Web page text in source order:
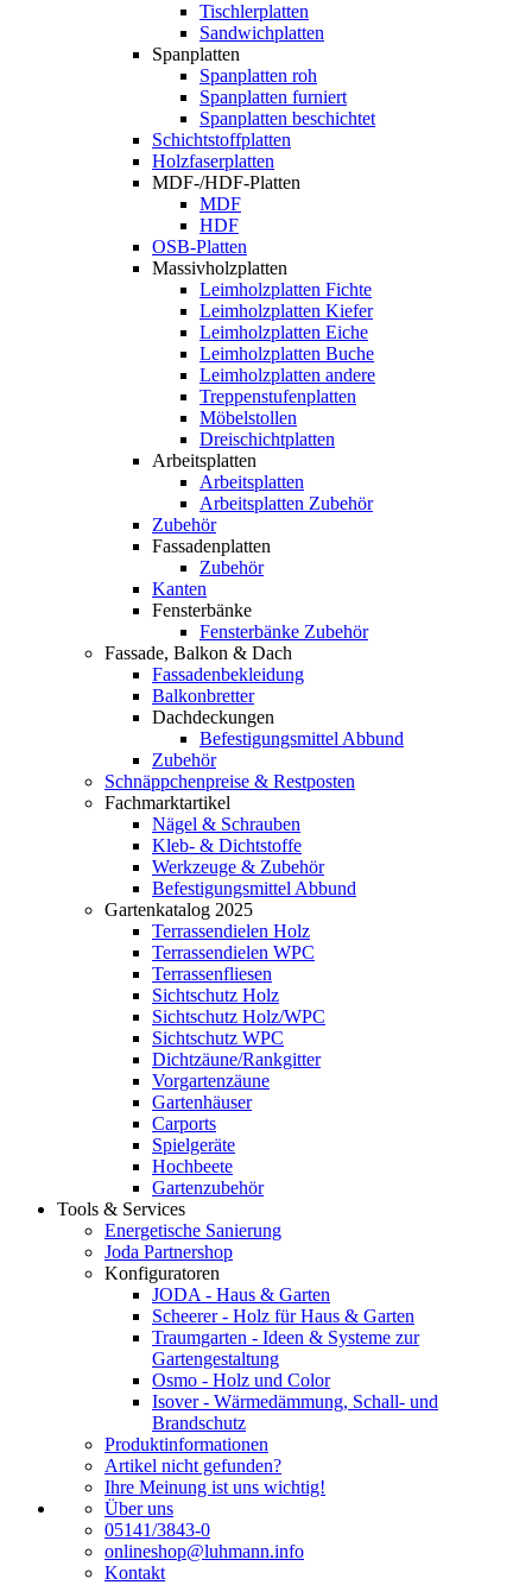
Tischlerplatten
Sandwichplatten
Spanplatten
Spanplatten roh
Spanplatten furniert
Spanplatten beschichtet
Schichtstoffplatten
Holzfaserplatten
MDF-/HDF-Platten
MDF
HDF
OSB-Platten
Massivholzplatten
Leimholzplatten Fichte
Leimholzplatten Kiefer
Leimholzplatten Eiche
Leimholzplatten Buche
Leimholzplatten andere
Treppenstufenplatten
Möbelstollen
Dreischichtplatten
Arbeitsplatten
Arbeitsplatten
Arbeitsplatten Zubehör
Zubehör
Fassadenplatten
Zubehör
Kanten
Fensterbänke
Fensterbänke Zubehör
Fassade, Balkon & Dach
Fassadenbekleidung
Balkonbretter
Dachdeckungen
Befestigungsmittel Abbund
Zubehör
Schnäppchenpreise & Restposten
Fachmarktartikel
Nägel & Schrauben
Kleb- & Dichtstoffe
Werkzeuge & Zubehör
Befestigungsmittel Abbund
Gartenkatalog 2025
Terrassendielen Holz
Terrassendielen WPC
Terrassenfliesen
Sichtschutz Holz
Sichtschutz Holz/WPC
Sichtschutz WPC
Dichtzäune/Rankgitter
Vorgartenzäune
Gartenhäuser
Carports
Spielgeräte
Hochbeete
Gartenzubehör
Tools & Services
Energetische Sanierung
Joda Partnershop
Konfiguratoren
JODA - Haus & Garten
Scheerer - Holz für Haus & Garten
Traumgarten - Ideen & Systeme zur
Gartengestaltung
Osmo - Holz und Color
Isover - Wärmedämmung, Schall- und
Brandschutz
Produktinformationen
Artikel nicht gefunden?
Ihre Meinung ist uns wichtig!
Über uns
05141/3843-0
onlineshop@luhmann.info
Kontakt